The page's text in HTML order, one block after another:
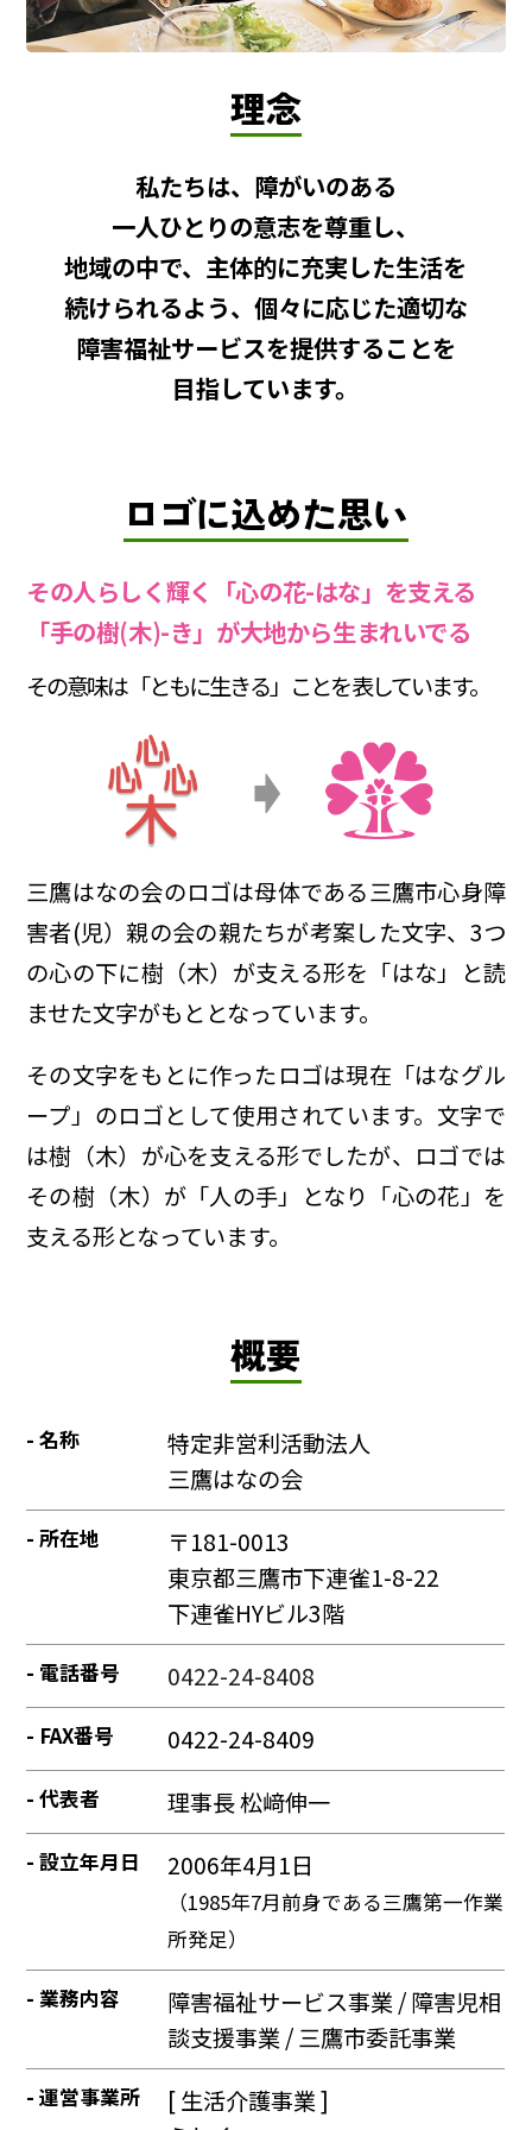
理念
私たちは、障がいのある
一人ひとりの意志を尊重し、
地域の中で、主体的に充実した生活を
続けられるよう、個々に応じた適切な
障害福祉サービスを提供することを
目指しています。
ロゴに込めた思い
その人らしく輝く「心の花-はな」を支える
「手の樹(木)-き」が大地から生まれいでる
その意味は「ともに生きる」ことを表しています。
三鷹はなの会のロゴは母体である三鷹市心身障
害者(児）親の会の親たちが考案した文字、3つ
の心の下に樹（木）が支える形を「はな」と読
ませた文字がもととなっています。
その文字をもとに作ったロゴは現在「はなグル
ープ」のロゴとして使用されています。文字で
は樹（木）が心を支える形でしたが、ロゴでは
その樹（木）が「人の手」となり「心の花」を
支える形となっています。
概要
名称
特定非営利活動法人
三鷹はなの会
所在地
〒181-0013
東京都三鷹市下連雀1-8-22
下連雀HYビル3階
電話番号 0422-24-8408
FAX番号 0422-24-8409
代表者 理事長 松﨑伸一
設立年月日 2006年4月1日
（1985年7月前身である三鷹第一作業
所発足）
業務内容
障害福祉サービス事業 / 障害児相
談支援事業 / 三鷹市委託事業
運営事業所
[ 生活介護事業 ]